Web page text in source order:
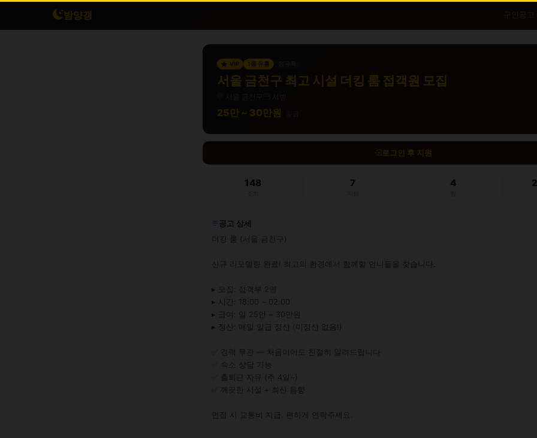
밤양갱 구인공고
VIP 1종 유흥
서울 금천구 최고 시설 더킹 룸 접객원 모집
25만 ~ 30만원
로그인 후 지원
148 7 4
공고 상세
더킹 룸 (서울 금천구)
신규 리모델링 완료! 최고의 환경에서 함께할 언니들을 찾습니다.
▸ 모집: 접객부 2명
▸ 시간: 18:00 ~ 02:00
▸ 급여: 일 25만 ~ 30만원
▸ 정산: 매일 일급 정산 (미정산 없음!)
✅ 경력 무관 — 처음이어도 친절히 알려드립니다
✅ 숙소 상담 가능
✅ 출퇴근 자유 (주 4일~)
✅ 깨끗한 시설 + 최신 음향
면접 시 교통비 지급. 편하게 연락주세요.